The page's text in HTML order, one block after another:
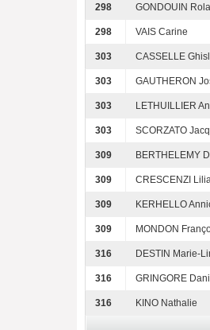
298 GONDOUIN
298 VAIS Carine
303 CASSELLE
303 GAUTHERON
303 LETHUILLIER
303 SCORZATO
309 BERTHELEMY
309 CRESCENZI
309 KERHELLO
309 MONDON
316 DESTIN Marie-
316 GRINGORE
316 KINO Nathalie